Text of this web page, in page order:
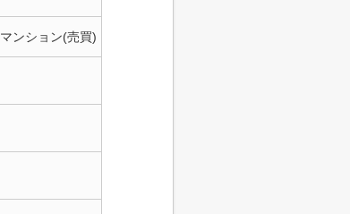
マンション(売買)